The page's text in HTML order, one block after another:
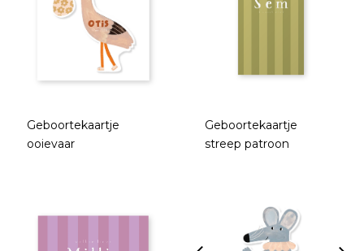
Geboortekaartje
ooievaar
Geboortekaartje
streep patroon